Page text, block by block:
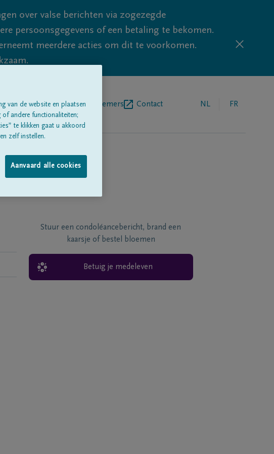
over valse berichten via zogezegde
persoonsgegevens of een betaling te bekomen.
meerdere acties om dit te voorkomen.
Over onsBegrafenisondernemers Contact NL FR
Stuur een condoléancebericht, brand een
kaarsje of bestel bloemen
Betuig je medeleven
van de website en plaatsen
andere functionaliteiten;
te klikken gaat u akkoord
zelf instellen.
Aanvaard alle cookies